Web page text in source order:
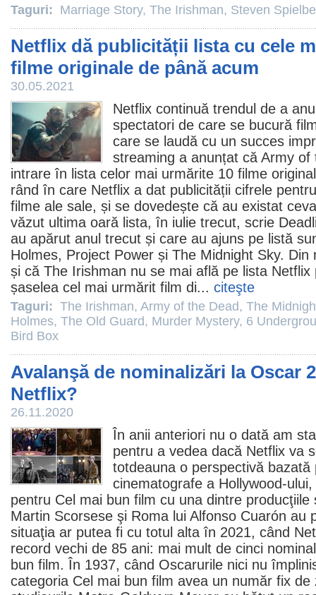
Taguri: Marriage Story, The Irishman, Steven
Netflix dă publicității lista cu cele
filme originale de până acum
30.05.2021
Netflix continuă trendul de a
spectatori de care se bucură
care se laudă cu un succes
streaming a anunțat că Army of
intrare în lista celor mai urmărite 10 filme
rând în care Netflix a dat publicității cifrele
filme ale sale, și se dovedește că au existat
văzut ultima oară lista, în iulie trecut, scrie
au apărut anul trecut și care au ajuns pe listă
Holmes, Project Power și The Midnight Sky. Din
și că The Irishman nu se mai află pe lista Netflix
șaselea cel mai urmărit film di... citeşte
Taguri: The Irishman, Army of the Dead, The
Holmes, The Old Guard, Murder Mystery, 6
Bird Box
Avalanşă de nominalizări la Oscar
Netflix?
26.11.2020
În anii anteriori nu o dată am
pentru a vedea dacă Netflix va
totdeauna o perspectivă bazată
cinematografe a Hollywood-
pentru Cel mai bun film cu una dintre
Martin Scorsese şi Roma lui Alfonso Cuarón au
situaţia ar putea fi cu totul alta în 2021, când
record vechi de 85 ani: mai mult de cinci
bun film. În 1937, când Oscarurile nici nu
categoria Cel mai bun film avea un număr fix de